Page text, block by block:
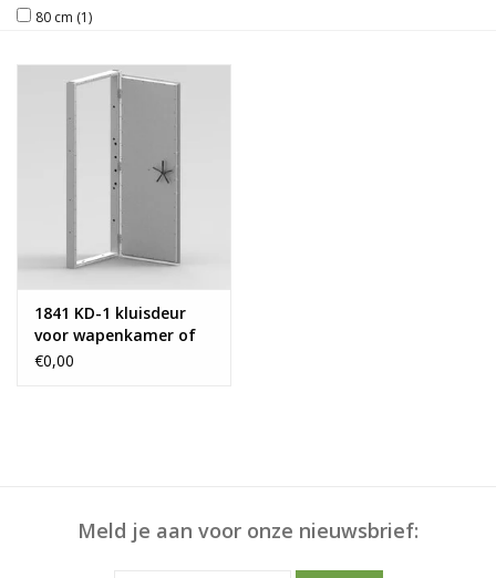
Opties
80 cm (1)
1841 KD-1 kluisdeur
voor wapenkamer of
archiefruimte
€0,00
Meld je aan voor onze nieuwsbrief: